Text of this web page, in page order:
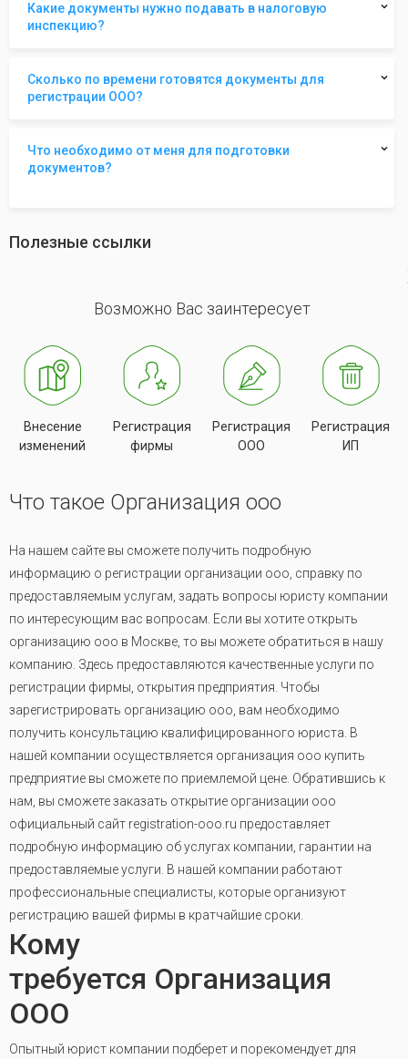
Какие документы нужно подавать в налоговую
инспекцию?
Сколько по времени готовятся документы для
регистрации ООО?
Что необходимо от меня для подготовки
документов?
Полезные ссылки
Возможно Вас заинтересует
Внесение
изменений
Регистрация
фирмы
Регистрация
ООО
Регистрация
ИП
Что такое Организация ооо
На нашем сайте вы сможете получить подробную
информацию о регистрации организации ооо, справку по
предоставляемым услугам, задать вопросы юристу компании
по интересующим вас вопросам. Если вы хотите открыть
организацию ооо в Москве, то вы можете обратиться в нашу
компанию. Здесь предоставляются качественные услуги по
регистрации фирмы, открытия предприятия. Чтобы
зарегистрировать организацию ооо, вам необходимо
получить консультацию квалифицированного юриста. В
нашей компании осуществляется организация ооо купить
предприятие вы сможете по приемлемой цене. Обратившись к
нам, вы сможете заказать открытие организации ооо
официальный сайт registration-ooo.ru предоставляет
подробную информацию об услугах компании, гарантии на
предоставляемые услуги. В нашей компании работают
профессиональные специалисты, которые организуют
регистрацию вашей фирмы в кратчайшие сроки.
Кому
требуется Организация
ООО
Опытный юрист компании подберет и порекомендует для